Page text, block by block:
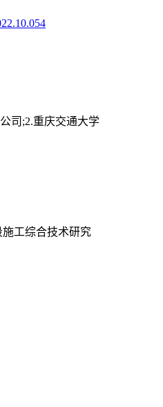
司;2.重庆交通大学
工综合技术研究